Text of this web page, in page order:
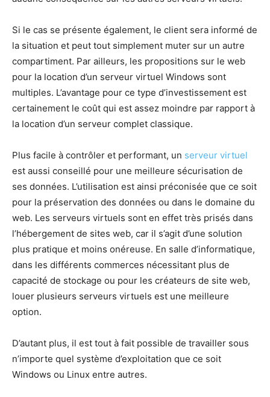
Si le cas se présente également, le client sera informé de
la situation et peut tout simplement muter sur un autre
compartiment. Par ailleurs, les propositions sur le web
pour la location d’un serveur virtuel Windows sont
multiples. L’avantage pour ce type d’investissement est
certainement le coût qui est assez moindre par rapport à
la location d’un serveur complet classique.
Plus facile à contrôler et performant, un serveur virtuel
est aussi conseillé pour une meilleure sécurisation de
ses données. L’utilisation est ainsi préconisée que ce soit
pour la préservation des données ou dans le domaine du
web. Les serveurs virtuels sont en effet très prisés dans
l’hébergement de sites web, car il s’agit d’une solution
plus pratique et moins onéreuse. En salle d’informatique,
dans les différents commerces nécessitant plus de
capacité de stockage ou pour les créateurs de site web,
louer plusieurs serveurs virtuels est une meilleure
option.
D’autant plus, il est tout à fait possible de travailler sous
n’importe quel système d’exploitation que ce soit
Windows ou Linux entre autres.